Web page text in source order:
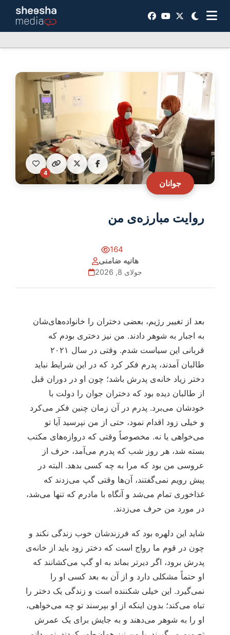
جوانان
4
روایت مبارزه‌ی من
164
هانیه ضامنی
جولای 8, 2026
بعد از تغییر رژیم، بعضی دختران را خانواده‌های‌شان
به اجبار به شوهر دادند. من نیز دختری بودم که
قربانی این سیاست شدم. وقتی در سال ۲۰۲۱
طالبان آمدند، پدرم فکر کرد که در این شرایط نباید
دختر زیاد خانه‌ی پدرش باشد؛ چون او در دوران قبل
از طالبان دیده بود که دختران جوان را دولت با
خودشان می‌برد. پدرم در آن زمان چنین فکر می‌کرد
و خیلی زود اقدام نمود، حتی از من نپرسید آیا تو
می‌خواهی یا نه. مخصوصاً وقتی که دروازه‌های مکتب
بسته شد، هر روز شب که پدرم می‌آمد، حرف از
عروسی من بود که مرا به چه کسی بدهد. البته در
پیش رویم نمی‌گفتند، آن‌ها وقتی گپ می‌زدند که
غذاخوری تمام می‌شد و آنگاه با مادرم که تنها می‌شد،
در مورد من حرف می‌زدند.
شاید این دلهره بود که فرزندشان خوب زندگی نکند و
چون در قوم ‌ما رواج است که دختر زود باید از خانه‌ی
پدرش برود، اگر دیرتر بماند به او گپ می‌کشانند که
او حتماً مشکلی دارد و از آن به بعد کسی او را
نمی‌گیرد. این خیلی شکننده است و زندگی یک دختر را
تباه می‌کند؛ بدون اینکه از او بپرسند تو چه می‌خواهی،
او را به شوهر می‌دهند و به جایش برای یک عمرش